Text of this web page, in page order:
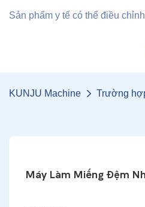
Sản phẩm y tế có thể điều
KUNJU Machine Trường
Máy Làm Miếng Đệm